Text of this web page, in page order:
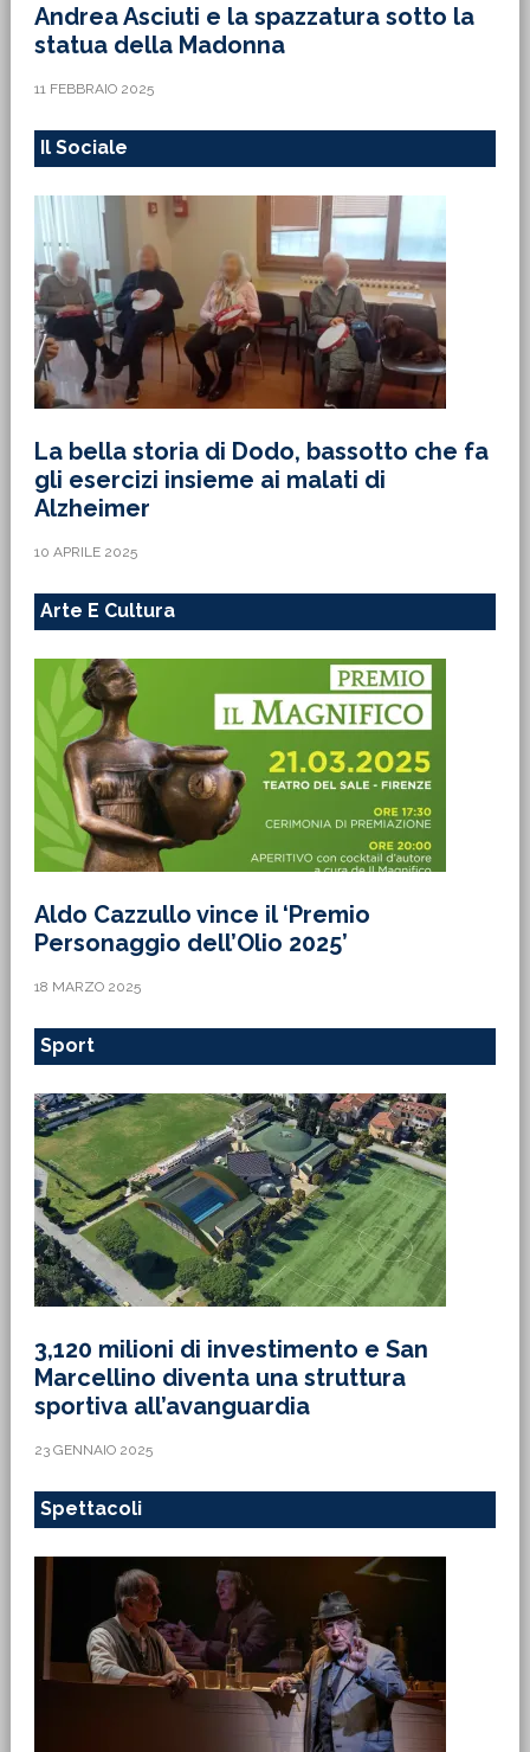
Andrea Asciuti e la spazzatura sotto la
statua della Madonna
11 FEBBRAIO 2025
Il Sociale
La bella storia di Dodo, bassotto che fa
gli esercizi insieme ai malati di
Alzheimer
10 APRILE 2025
Arte E Cultura
Aldo Cazzullo vince il ‘Premio
Personaggio dell’Olio 2025’
18 MARZO 2025
Sport
3,120 milioni di investimento e San
Marcellino diventa una struttura
sportiva all’avanguardia
23 GENNAIO 2025
Spettacoli